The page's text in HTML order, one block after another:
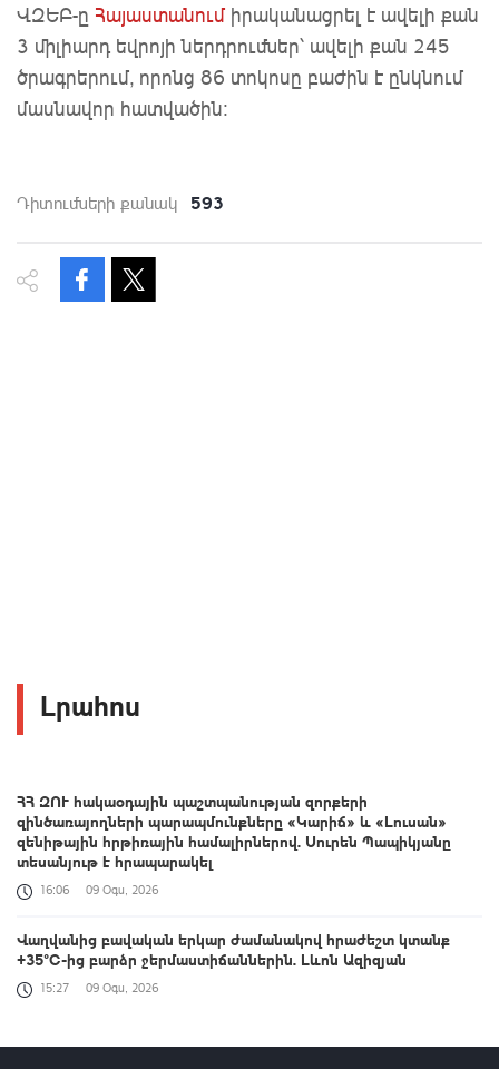
ՎԶԵԲ-ը Հայաստանում իրականացրել է ավելի քան
3 միլիարդ եվրոյի ներդրումներ՝ ավելի քան 245
ծրագրերում, որոնց 86 տոկոսը բաժին է ընկնում
մասնավոր հատվածին։
Դիտումների քանակ 593
Լրահոս
ՀՀ ԶՈՒ հակաօդային պաշտպանության զորքերի
զինծառայողների պարապմունքները «Կարիճ» և «Լուսան»
զենիթային հրթիռային համալիրներով. Սուրեն Պապիկյանը
տեսանյութ է հրապարակել
16:06 09 Օգս, 2026
Վաղվանից բավական երկար ժամանակով հրաժեշտ կտանք
+35°C-ից բարձր ջերմաստիճաններին. Լևոն Ազիզյան
15:27 09 Օգս, 2026